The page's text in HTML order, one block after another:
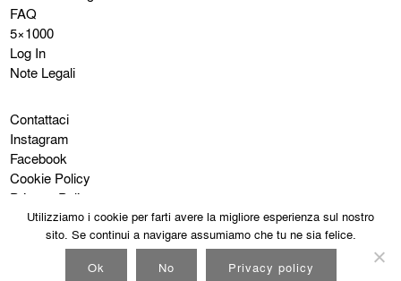
FAQ
5×1000
Log In
Note Legali
Contattaci
Instagram
Facebook
Cookie Policy
Privacy Policy
Utilizziamo i cookie per farti avere la migliore esperienza sul nostro
sito. Se continui a navigare assumiamo che tu ne sia felice.
Ok
No Privacy policy